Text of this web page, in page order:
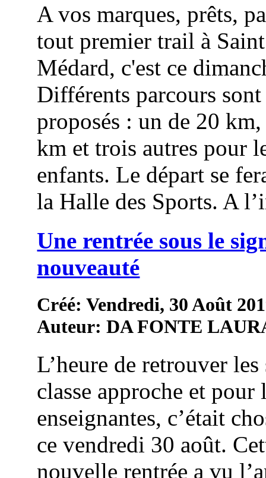
A vos marques, prêts,
tout premier trail à Saint
Médard, c'est ce
Différents parcours sont
proposés : un de 20
km et trois autres pour
enfants. Le départ se
la Halle des Sports. A
Une rentrée sous le
nouveauté
Créé: Vendredi, 30 Août
Auteur: DA FONTE
L’heure de retrouver les
classe approche et pour
enseignantes, c’était
ce vendredi 30 août.
nouvelle rentrée a vu